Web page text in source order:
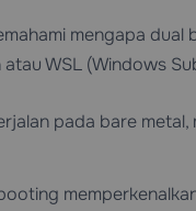
mengapa
WSL (Windows
pada bare metal,